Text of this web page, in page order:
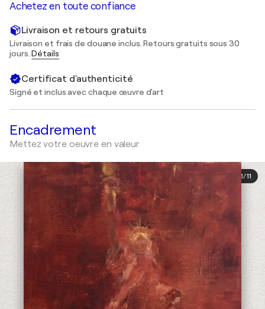
Achetez en toute confiance
Livraison et retours gratuits
Livraison et frais de douane inclus. Retours gratuits sous 30
jours.Détails
Certificat d'authenticité
Signé et inclus avec chaque œuvre d'art
Encadrement
Mettez votre oeuvre en valeur
1/11